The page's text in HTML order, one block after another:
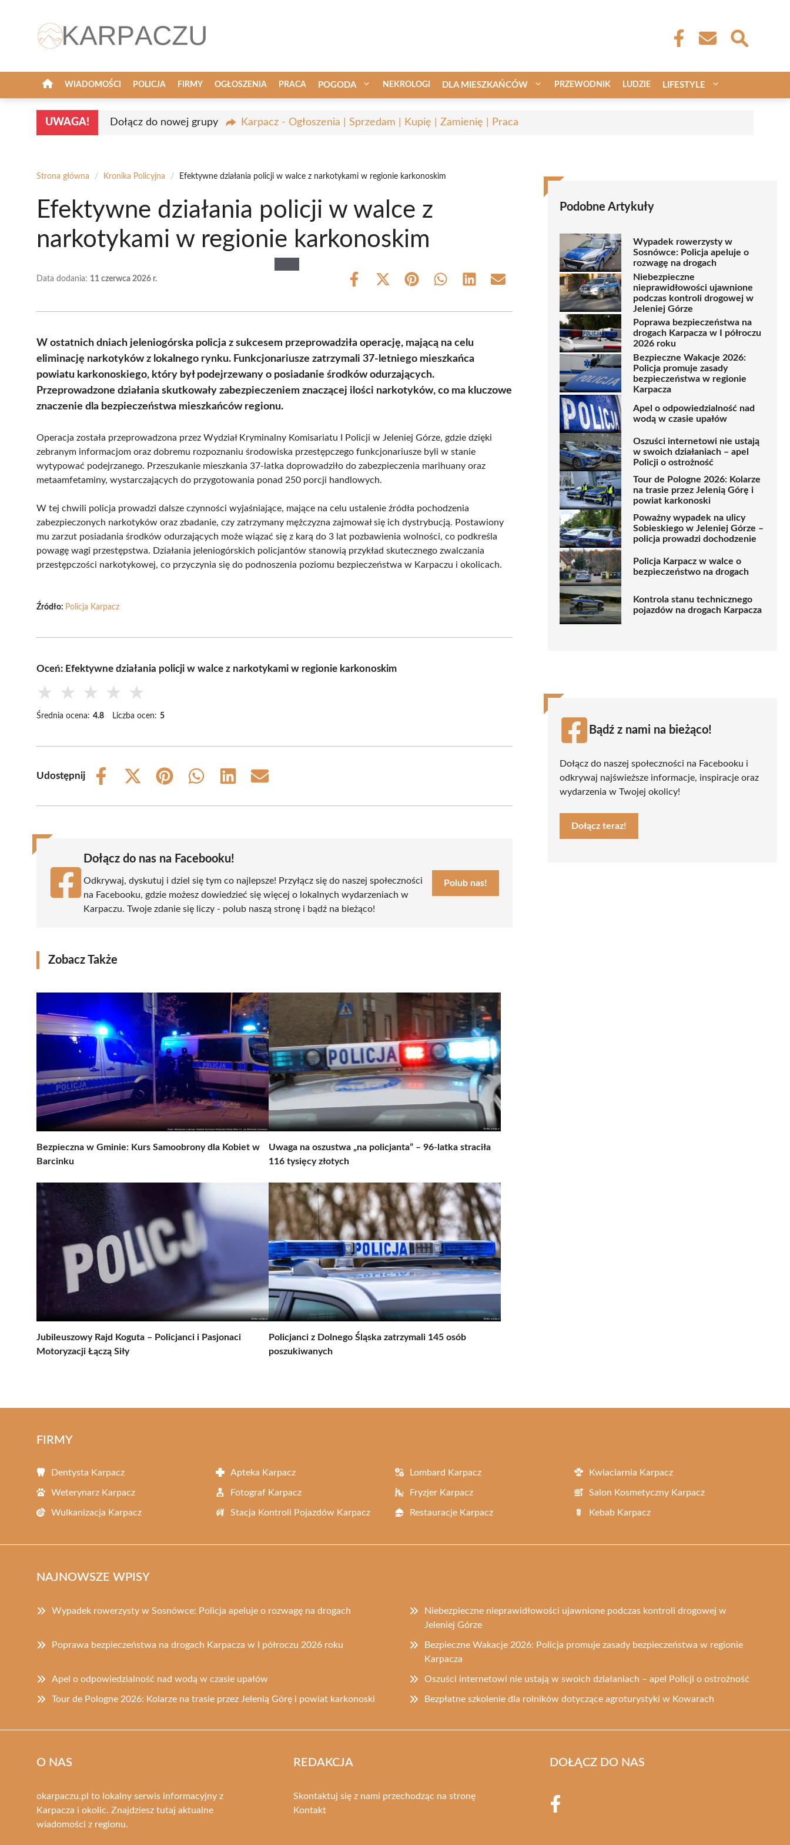
WIADOMOŚCI POLICJA FIRMY OGŁOSZENIA PRACA POGODA NEKROLOGI DLA MIESZKAŃCÓW PRZEWODNIK LUDZIE LIFESTYLE
UWAGA! Dołącz do nowej grupy Karpacz - Ogłoszenia | Sprzedam | Kupię | Zamienię | Praca
Strona główna / Kronika Policyjna / Efektywne działania policji w walce z narkotykami w regionie karkonoskim
Efektywne działania policji w walce z
narkotykami w regionie karkonoskim
Data dodania: 11 czerwca 2026 r.
Share
Share
(Twitter)
Share Share Share Share
W ostatnich dniach jeleniogórska policja z sukcesem przeprowadziła operację, mającą na celu
eliminację narkotyków z lokalnego rynku. Funkcjonariusze zatrzymali 37-letniego mieszkańca
powiatu karkonoskiego, który był podejrzewany o posiadanie środków odurzających.
Przeprowadzone działania skutkowały zabezpieczeniem znaczącej ilości narkotyków, co ma kluczowe
znaczenie dla bezpieczeństwa mieszkańców regionu.
Operacja została przeprowadzona przez Wydział Kryminalny Komisariatu I Policji w Jeleniej Górze, gdzie dzięki
zebranym informacjom oraz dobremu rozpoznaniu środowiska przestępczego funkcjonariusze byli w stanie
wytypować podejrzanego. Przeszukanie mieszkania 37-latka doprowadziło do zabezpieczenia marihuany oraz
metaamfetaminy, wystarczających do przygotowania ponad 250 porcji handlowych.
W tej chwili policja prowadzi dalsze czynności wyjaśniające, mające na celu ustalenie źródła pochodzenia
zabezpieczonych narkotyków oraz zbadanie, czy zatrzymany mężczyzna zajmował się ich dystrybucją. Postawiony
mu zarzut posiadania środków odurzających może wiązać się z karą do 3 lat pozbawienia wolności, co podkreśla
powagę wagi przestępstwa. Działania jeleniogórskich policjantów stanowią przykład skutecznego zwalczania
przestępczości narkotykowej, co przyczynia się do podnoszenia poziomu bezpieczeństwa w Karpaczu i okolicach.
Źródło: Policja Karpacz
Oceń: Efektywne działania policji w walce z narkotykami w regionie karkonoskim
★ ★ ★ ★ ★
Średnia ocena: 4.8 Liczba ocen: 5
Udostępnij
Share
Share
(Twitter)
Share
Share
Share
Share
Dołącz do nas na Facebooku!
Odkrywaj, dyskutuj i dziel się tym co najlepsze! Przyłącz się do naszej społeczności
na Facebooku, gdzie możesz dowiedzieć się więcej o lokalnych wydarzeniach w
Karpaczu. Twoje zdanie się liczy - polub naszą stronę i bądź na bieżąco!
Polub nas!
Zobacz Także
Bezpieczna w Gminie: Kurs Samoobrony dla Kobiet w
Barcinku
Uwaga na oszustwa „na policjanta” – 96-latka straciła
116 tysięcy złotych
Jubileuszowy Rajd Koguta – Policjanci i Pasjonaci
Motoryzacji Łączą Siły
Policjanci z Dolnego Śląska zatrzymali 145 osób
poszukiwanych
Podobne Artykuły
Wypadek rowerzysty w
Sosnówce: Policja apeluje o
rozwagę na drogach
Niebezpieczne
nieprawidłowości ujawnione
podczas kontroli drogowej w
Jeleniej Górze
Poprawa bezpieczeństwa na
drogach Karpacza w I półroczu
2026 roku
Bezpieczne Wakacje 2026:
Policja promuje zasady
bezpieczeństwa w regionie
Karpacza
Apel o odpowiedzialność nad
wodą w czasie upałów
Oszuści internetowi nie ustają
w swoich działaniach – apel
Policji o ostrożność
Tour de Pologne 2026: Kolarze
na trasie przez Jelenią Górę i
powiat karkonoski
Poważny wypadek na ulicy
Sobieskiego w Jeleniej Górze –
policja prowadzi dochodzenie
Policja Karpacz w walce o
bezpieczeństwo na drogach
Kontrola stanu technicznego
pojazdów na drogach Karpacza
Bądź z nami na bieżąco!
Dołącz do naszej społeczności na Facebooku i
odkrywaj najświeższe informacje, inspiracje oraz
wydarzenia w Twojej okolicy!
Dołącz teraz!
FIRMY
Dentysta Karpacz Apteka Karpacz Lombard Karpacz Kwiaciarnia Karpacz
Weterynarz Karpacz Fotograf Karpacz Fryzjer Karpacz Salon Kosmetyczny Karpacz
Wulkanizacja Karpacz Stacja Kontroli Pojazdów Karpacz Restauracje Karpacz Kebab Karpacz
NAJNOWSZE WPISY
Wypadek rowerzysty w Sosnówce: Policja apeluje o rozwagę na drogach
Niebezpieczne nieprawidłowości ujawnione podczas kontroli drogowej w
Jeleniej Górze
Poprawa bezpieczeństwa na drogach Karpacza w I półroczu 2026 roku
Bezpieczne Wakacje 2026: Policja promuje zasady bezpieczeństwa w regionie
Karpacza
Apel o odpowiedzialność nad wodą w czasie upałów Oszuści internetowi nie ustają w swoich działaniach – apel Policji o ostrożność
Tour de Pologne 2026: Kolarze na trasie przez Jelenią Górę i powiat karkonoski Bezpłatne szkolenie dla rolników dotyczące agroturystyki w Kowarach
O NAS
okarpaczu.pl to lokalny serwis informacyjny z
Karpacza i okolic. Znajdziesz tutaj aktualne
wiadomości z regionu.
REDAKCJA
Skontaktuj się z nami przechodząc na stronę
Kontakt
DOŁĄCZ DO NAS